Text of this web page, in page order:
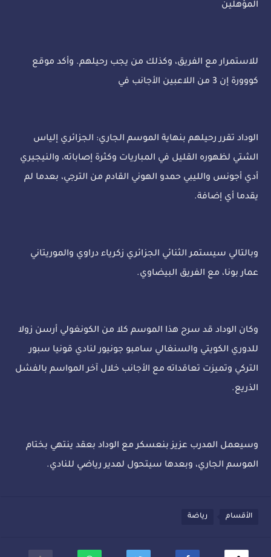
المؤهلين
للاستمرار مع الفريق، وكذلك من يجب رحيلهم. وأكد موقع
كووورة إن 3 من اللاعبين الأجانب في
الوداد تقرر رحيلهم بنهاية الموسم الجاري: الجزائري إلياس
الشتي لظهوره القليل في المباريات وكثرة إصاباته، والنيجيري
أدي أجونس والليبي حمدو الهوني القادم من الترجي، بعدما لم
يقدما أي إضافة.
وبالتالي سيستمر الثنائي الجزائري زكرياء دراوي والموريتاني
عمار بونا، مع الفريق البيضاوي.
وكان الوداد قد سرح هذا الموسم كلا من الكونغولي أرسن زولا
للدوري الكويتي والسنغالي سامبو جونيور لنادي قونيا سبور
التركي وتميزت تعاقداته مع الأجانب خلال آخر المواسم بالفشل
الذريع.
وسيعمل المدرب عزيز بنعسكر مع الوداد بعقد ينتهي بختام
الموسم الجاري، وبعدها سيتحول لمدير رياضي للنادي.
الأقسام رياضة